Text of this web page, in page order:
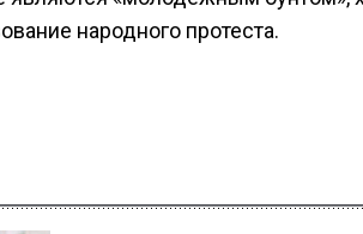
народного протеста.